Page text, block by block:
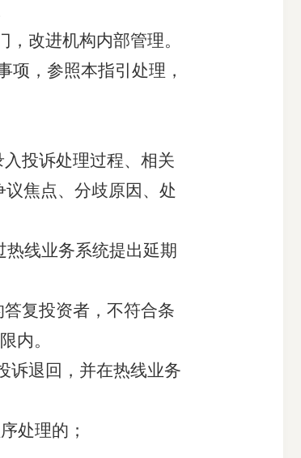
改进机构内部管理。
项 ， 参照本指引处理，
投诉处理过程、相关
焦点、分歧原因、 处
热线业务系统提出延期
复投资者，不符合条
内。
诉退回，并在热线业务
处理的；